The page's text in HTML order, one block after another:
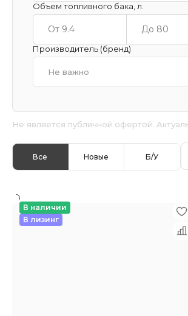
Объем топливного бака, л.
Производитель (бренд)
Не важно
Не является публичной офертой.
Все Новые Б/У
В наличии
В лизинг